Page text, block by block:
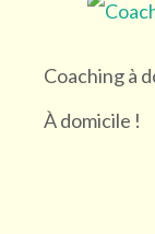
Coaching à
À domicile !